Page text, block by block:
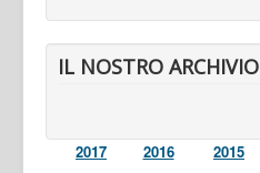
IL NOSTRO ARCHIVIO
2017 2016 2015